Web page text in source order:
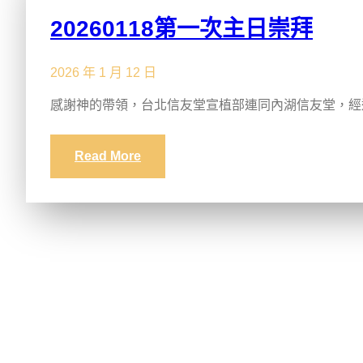
20260118第一次主日崇拜
2026 年 1 月 12 日
感謝神的帶領，台北信友堂宣植部連同內湖信友堂，
Read More